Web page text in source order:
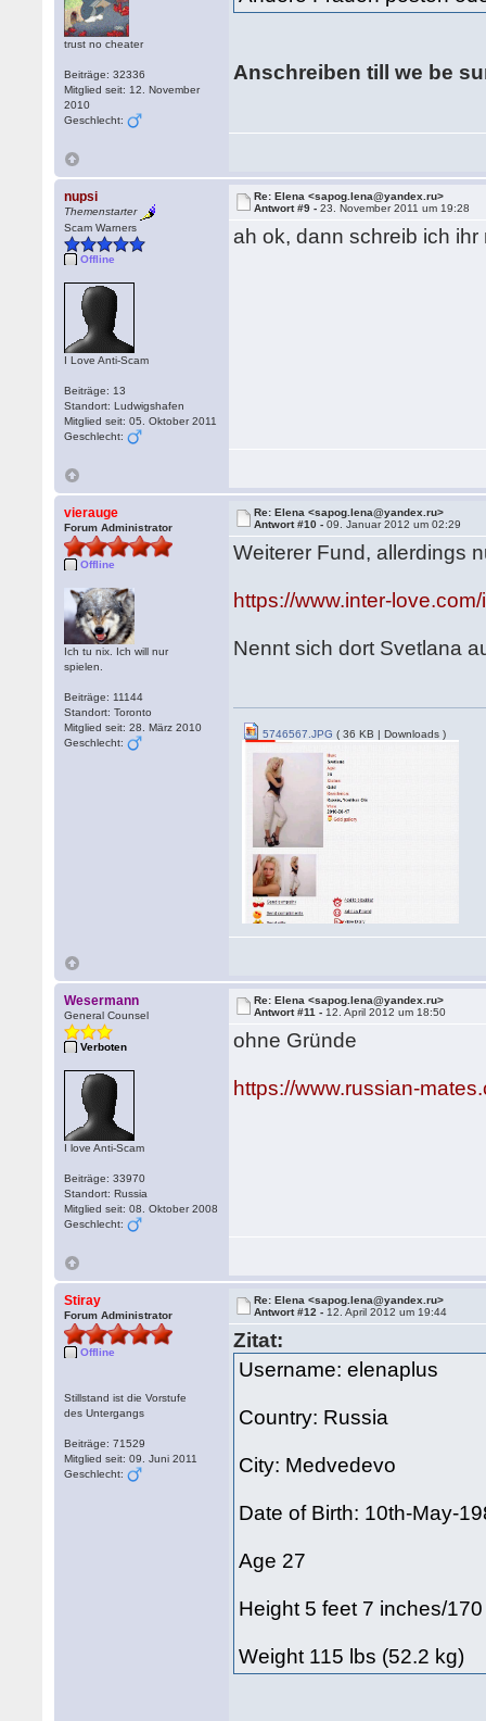
trust no cheater
Beiträge: 32336
Mitglied seit: 12. November
2010
Geschlecht:
Anschreiben till we be
nupsi
Themenstarter
Scam Warners
Offline
I Love Anti-Scam
Beiträge: 13
Standort: Ludwigshafen
Mitglied seit: 05. Oktober 2011
Geschlecht:
Re: Elena <sapog.lena@yandex.ru>
Antwort #9 -23. November 2011 um 19:28
ah ok, dann schreib ich
vierauge
Forum Administrator
Offline
Ich tu nix. Ich will nur
spielen.
Beiträge: 11144
Standort: Toronto
Mitglied seit: 28. März 2010
Geschlecht:
Re: Elena <sapog.lena@yandex.ru>
Antwort #10 -09. Januar 2012 um 02:29
Weiterer Fund, allerdings
https://www.inter-
Nennt sich dort Svetlana
5746567.JPG ( 36 KB | Downloads )
Wesermann
General Counsel
Verboten
I love Anti-Scam
Beiträge: 33970
Standort: Russia
Mitglied seit: 08. Oktober 2008
Geschlecht:
Re: Elena <sapog.lena@yandex.ru>
Antwort #11 - 12. April 2012 um 18:50
ohne Gründe
https://www.russian-
Stiray
Forum Administrator
Offline
Stillstand ist die Vorstufe
des Untergangs
Beiträge: 71529
Mitglied seit: 09. Juni 2011
Geschlecht:
Re: Elena <sapog.lena@yandex.ru>
Antwort #12 - 12. April 2012 um 19:44
Zitat:
Username: elenaplus
Country: Russia
City: Medvedevo
Date of Birth: 10th-May-
Age 27
Height 5 feet 7 inches/
Weight 115 lbs (52.2 kg)